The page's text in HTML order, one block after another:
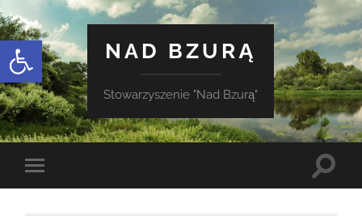
Otwórz pasek narzędzi
NAD BZURĄ
Stowarzyszenie "Nad Bzurą"
Toggle
mobile
Toggle